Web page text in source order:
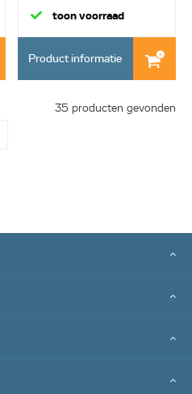
ste...
toon voorraad
Product informatie
35 producten gevonden